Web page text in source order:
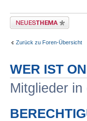
Neues Thema erstellen
Zurück zu Foren-Übersicht
WER IST
Mitglieder in